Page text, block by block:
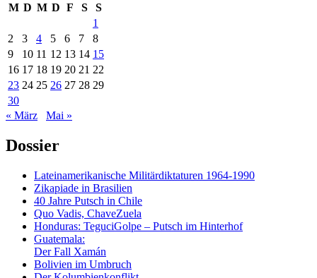
M D M D F S
S
1
2
3 4 5 6 7
8
9
10 11 12 13 14 15
16 17 18 19 20 21 22
23 24 25 26 27 28 29
30
« März
Mai »
Dossier
Lateinamerikanische Militärdiktaturen 1964-1990
Zikapiade in Brasilien
40 Jahre Putsch in Chile
Quo Vadis, ChaveZuela
Honduras: TeguciGolpe – Putsch im Hinterhof
Guatemala:
Der Fall Xamán
Bolivien im Umbruch